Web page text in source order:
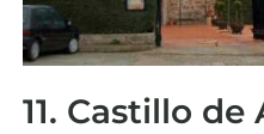
11. Castillo